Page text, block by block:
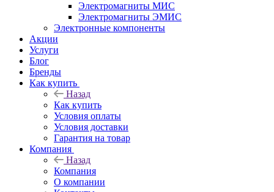
Электромагниты МИС
Электромагниты ЭМИС
Электронные компоненты
Акции
Услуги
Блог
Бренды
Как купить
Назад
Как купить
Условия оплаты
Условия доставки
Гарантия на товар
Компания
Назад
Компания
О компании